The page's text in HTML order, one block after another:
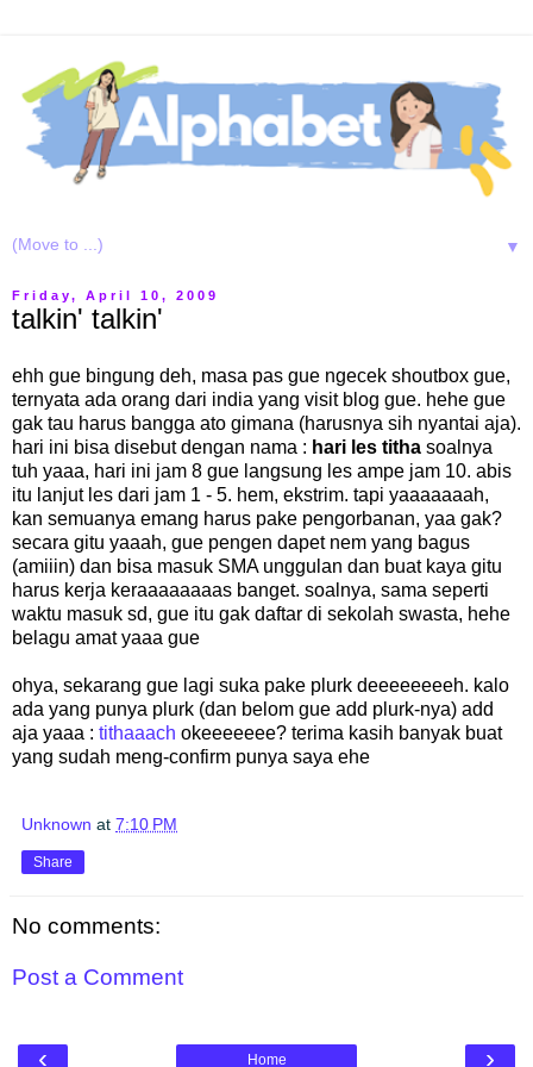
▼
Friday, April 10, 2009
talkin' talkin'
ehh gue bingung deh, masa pas gue ngecek shoutbox gue,
ternyata ada orang dari india yang visit blog gue. hehe gue
gak tau harus bangga ato gimana (harusnya sih nyantai aja).
hari ini bisa disebut dengan nama : hari les titha soalnya
tuh yaaa, hari ini jam 8 gue langsung les ampe jam 10. abis
itu lanjut les dari jam 1 - 5. hem, ekstrim. tapi yaaaaaaah,
kan semuanya emang harus pake pengorbanan, yaa gak?
secara gitu yaaah, gue pengen dapet nem yang bagus
(amiiin) dan bisa masuk SMA unggulan dan buat kaya gitu
harus kerja keraaaaaaaas banget. soalnya, sama seperti
waktu masuk sd, gue itu gak daftar di sekolah swasta, hehe
belagu amat yaaa gue
ohya, sekarang gue lagi suka pake plurk deeeeeeeeh. kalo
ada yang punya plurk (dan belom gue add plurk-nya) add
aja yaaa : tithaaach okeeeeeee? terima kasih banyak buat
yang sudah meng-confirm punya saya ehe
Unknown at 7:10 PM
Share
No comments:
Post a Comment
‹ ›
Home